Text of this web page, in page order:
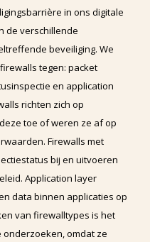
in ons digitale
de verschillende
beveiliging. We
tegen: packet
en application
richten zich op
toe of weren ze af op
Firewalls met
bij en uitvoeren
Application layer
data binnen applicaties op
van firewalltypes is het
omdat ze